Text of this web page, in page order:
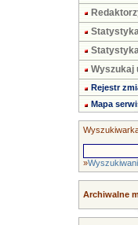
Wyszukaj
Rejestr
Mapa
»
Archiwalne